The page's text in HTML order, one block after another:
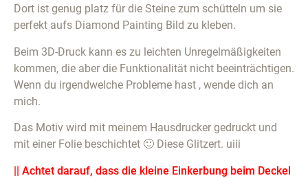
Dort ist genug platz für die Steine zum schütteln um sie
perfekt aufs Diamond Painting Bild zu kleben.
Beim 3D-Druck kann es zu leichten Unregelmäßigkeiten
kommen, die aber die Funktionalität nicht beeinträchtigen.
Wenn du irgendwelche Probleme hast , wende dich an
mich.
Das Motiv wird mit meinem Hausdrucker gedruckt und
mit einer Folie beschichtet 🙂 Diese Glitzert. uiii
|| Achtet darauf, dass die kleine Einkerbung beim Deckel